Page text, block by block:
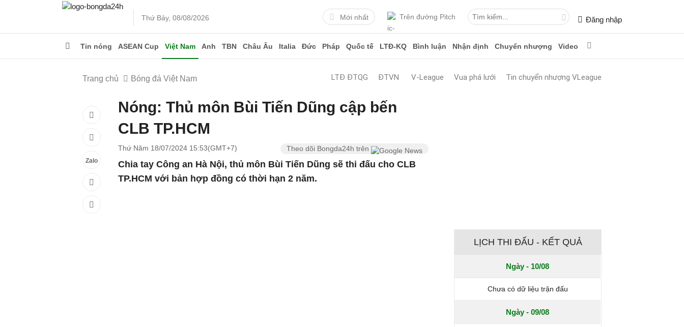
Thứ Bảy, 08/08/2026 Mới nhất Trên đường Pitch Đăng nhập
Tin nóng ASEAN Cup Việt Nam Anh TBN Châu Âu Italia Đức Pháp Quốc tế LTĐ-KQ Bình luận Nhận định Chuyển nhượng Video
Trang chủ Bóng đá Việt Nam LTĐ ĐTQG ĐTVN V-League Vua phá lưới Tin chuyển nhượng VLeague
Zalo
Nóng: Thủ môn Bùi Tiến Dũng cập bến
CLB TP.HCM
Thứ Năm 18/07/2024 15:53(GMT+7) Theo dõi Bongda24h trên
Chia tay Công an Hà Nội, thủ môn Bùi Tiến Dũng sẽ thi đấu cho CLB
TP.HCM với bản hợp đồng có thời hạn 2 năm.
LỊCH THI ĐẤU - KẾT QUẢ
Ngày - 10/08
Chưa có dữ liệu trận đấu
Ngày - 09/08